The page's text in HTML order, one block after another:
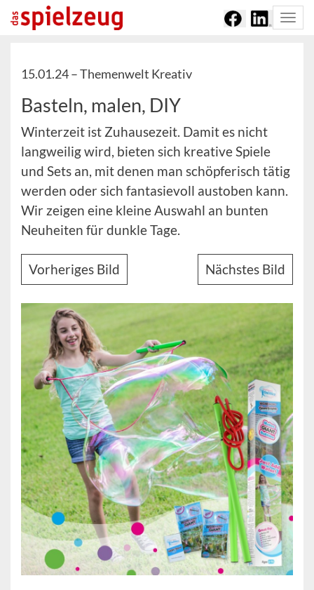
15.01.24 –Themenwelt Kreativ
Basteln, malen, DIY
Winterzeit ist Zuhausezeit. Damit es nicht
langweilig wird, bieten sich kreative Spiele
und Sets an, mit denen man schöpferisch tätig
werden oder sich fantasievoll austoben kann.
Wir zeigen eine kleine Auswahl an bunten
Neuheiten für dunkle Tage.
Vorheriges Bild Nächstes Bild